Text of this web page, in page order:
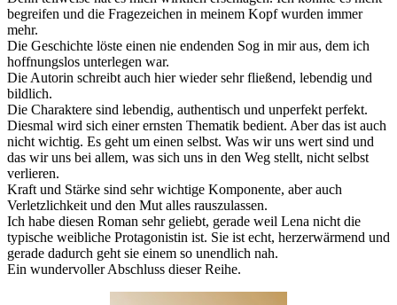
begreifen und die Fragezeichen in meinem Kopf wurden immer
mehr.
Die Geschichte löste einen nie endenden Sog in mir aus, dem ich
hoffnungslos unterlegen war.
Die Autorin schreibt auch hier wieder sehr fließend, lebendig und
bildlich.
Die Charaktere sind lebendig, authentisch und unperfekt perfekt.
Diesmal wird sich einer ernsten Thematik bedient. Aber das ist auch
nicht wichtig. Es geht um einen selbst. Was wir uns wert sind und
das wir uns bei allem, was sich uns in den Weg stellt, nicht selbst
verlieren.
Kraft und Stärke sind sehr wichtige Komponente, aber auch
Verletzlichkeit und den Mut alles rauszulassen.
Ich habe diesen Roman sehr geliebt, gerade weil Lena nicht die
typische weibliche Protagonistin ist. Sie ist echt, herzerwärmend und
gerade dadurch geht sie einem so unendlich nah.
Ein wundervoller Abschluss dieser Reihe.